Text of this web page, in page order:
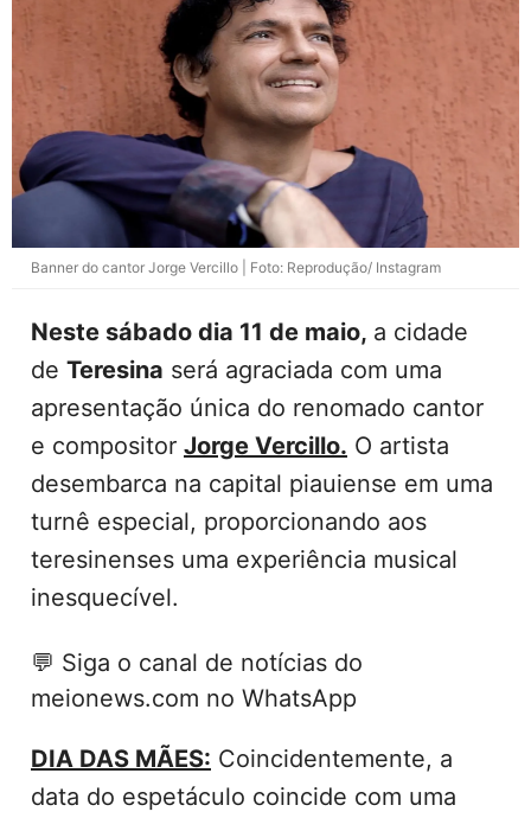
Banner do cantor Jorge Vercillo | Foto: Reprodução/ Instagram
Neste sábado dia 11 de maio, a cidade
de Teresina será agraciada com uma
apresentação única do renomado cantor
e compositor Jorge Vercillo. O artista
desembarca na capital piauiense em uma
turnê especial, proporcionando aos
teresinenses uma experiência musical
inesquecível.
💬 Siga o canal de notícias do
meionews.com no WhatsApp
DIA DAS MÃES: Coincidentemente, a
data do espetáculo coincide com uma